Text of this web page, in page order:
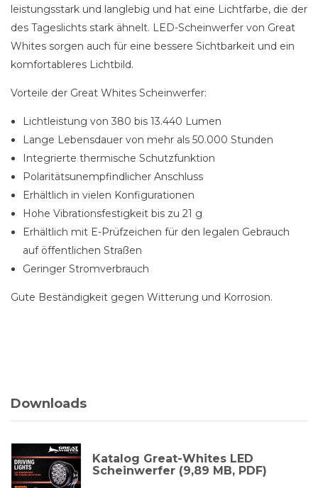
leistungsstark und langlebig und hat eine Lichtfarbe, die der
des Tageslichts stark ähnelt. LED-Scheinwerfer von Great
Whites sorgen auch für eine bessere Sichtbarkeit und ein
komfortableres Lichtbild.
Vorteile der Great Whites Scheinwerfer:
Lichtleistung von 380 bis 13.440 Lumen
Lange Lebensdauer von mehr als 50.000 Stunden
Integrierte thermische Schutzfunktion
Polaritätsunempfindlicher Anschluss
Erhältlich in vielen Konfigurationen
Hohe Vibrationsfestigkeit bis zu 21 g
Erhältlich mit E-Prüfzeichen für den legalen Gebrauch
auf öffentlichen Straßen
Geringer Stromverbrauch
Gute Beständigkeit gegen Witterung und Korrosion.
Downloads
Katalog Great-Whites LED
Scheinwerfer (9,89 MB, PDF)